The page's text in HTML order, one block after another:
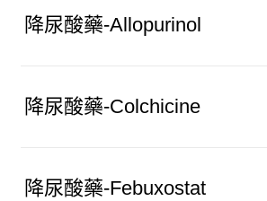
降尿酸藥-Allopurinol
降尿酸藥-Colchicine
降尿酸藥-Febuxostat